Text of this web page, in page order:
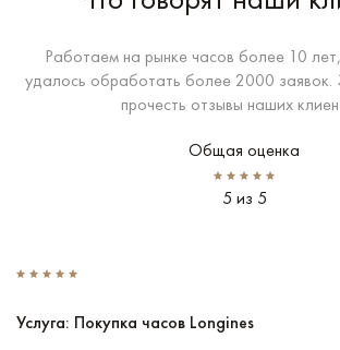
Работаем на рынке часов более 10
удалось обработать более 2000
прочесть отзывы наших
Общая оценка
5 из 5
Услуга: Покупка часов Longines